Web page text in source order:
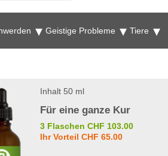
Geistige Probleme Tiere
Inhalt 50 ml
Für eine ganze Kur
3 Flaschen CHF 103.00
Ihr Vorteil CHF 65.00